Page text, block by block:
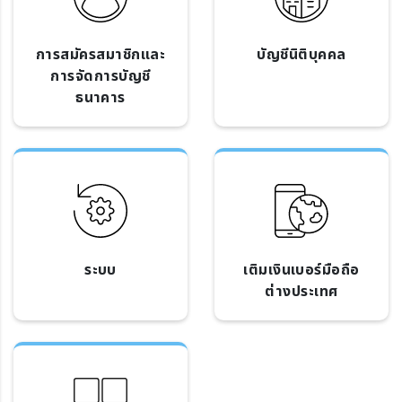
การสมัครสมาชิกและ
การจัดการบัญชี
ธนาคาร
บัญชีนิติบุคคล
ระบบ
เติมเงินเบอร์มือถือ
ต่างประเทศ